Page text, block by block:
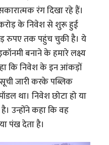
रंग दिखा रहे हैं।
के निवेश से शुरू हुई
रुपए तक पहुंच चुकी है। ये
बनाने के हमारे लक्ष्य
कि निवेश के इन आंकड़ों
जारी करके पब्लिक
था। निवेश छोटा हो या
उन्होंने कहा कि वह
पंख देता है।